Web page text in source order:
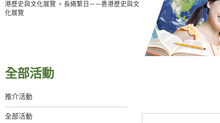
港歷史與文化展覽 > 長繩繫日——香港歷史與文
化展覽
全部活動
推介活動
全部活動